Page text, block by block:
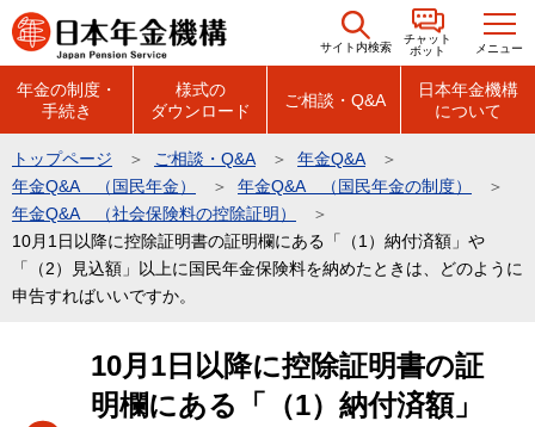
こ
の
の
先
頭
す
サイト内検索
チャット
ボット
メニュー
年金の制度・
手続き
様式の
ダウンロード
ご相談・Q&A
日本年金機構
について
トップページ ご相談・Q&A
年金Q&A
年金Q&A （国民年金）
年金Q&A （国民年金の制度）
年金Q&A （社会保険料の控除証明）
10月1日以降に控除証明書の証明欄にある「（1）納付済額」や
「（2）見込額」以上に国民年金保険料を納めたときは、どのように
申告すればいいですか。
10月1日以降に控除証明書の証
明欄にある「（1）納付済額」